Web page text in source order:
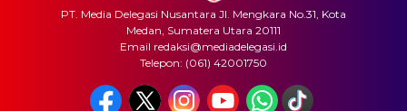
PT. Media Delegasi Nusantara Jl. Mengkara No.31, Kota
Medan, Sumatera Utara 20111
Email redaksi@mediadelegasi.id
Telepon: (061) 42001750